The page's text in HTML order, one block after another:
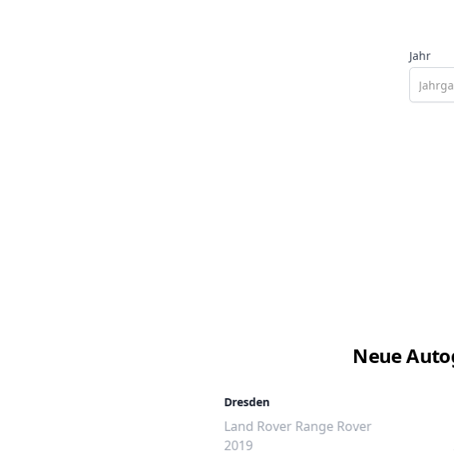
Jahr
Neue
Dresden
Land Rover Range Rover
2019